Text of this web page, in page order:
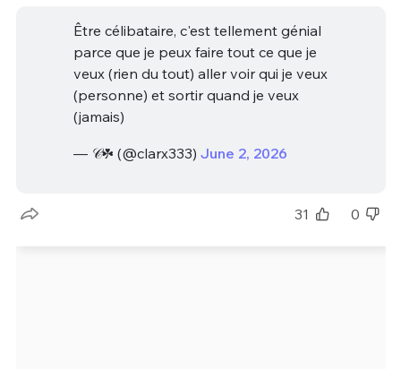
Être célibataire, c'est tellement génial
parce que je peux faire tout ce que je
veux (rien du tout) aller voir qui je veux
(personne) et sortir quand je veux
(jamais)
— 𝒞☘︎ (@clarx333) June 2, 2026
31 0